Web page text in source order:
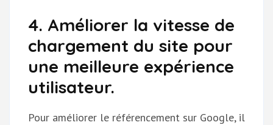
4. Améliorer la vitesse de
chargement du site pour
une meilleure expérience
utilisateur.
Pour améliorer le référencement sur Google, il